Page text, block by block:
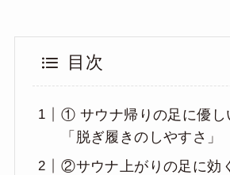
目次
① サウナ帰りの足に優し
「脱ぎ履きのしやすさ」
②サウナ上がりの足に効